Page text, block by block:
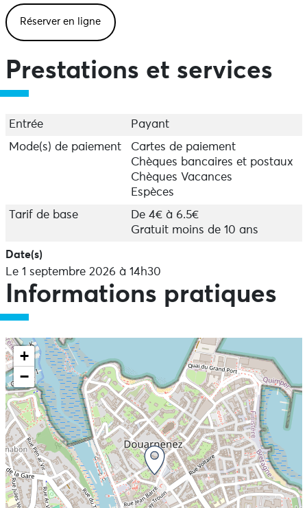
Réserver en ligne
Prestations et services
Entrée
Payant
Mode(s) de paiement
Cartes de paiement
Chèques bancaires et postaux
Chèques Vacances
Espèces
Tarif de base
De 4€ à 6.5€
Gratuit moins de 10 ans
Date(s)
Le 1 septembre 2026 à 14h30
Informations pratiques
+
−